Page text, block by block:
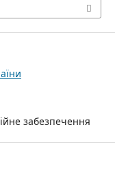
забезпечення